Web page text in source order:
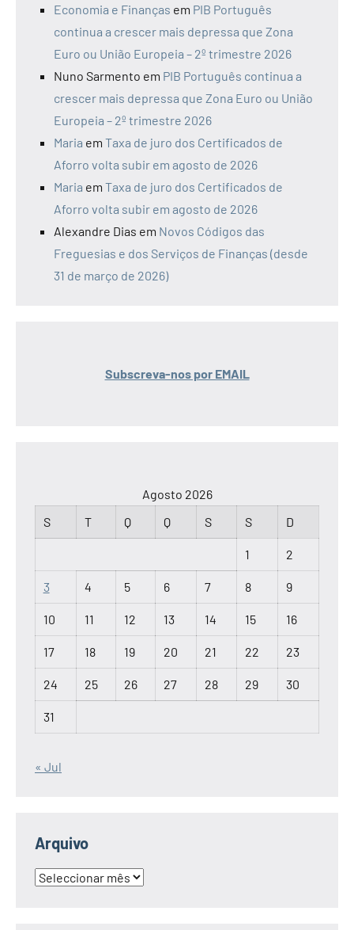
Economia e Finanças em PIB Português
continua a crescer mais depressa que Zona
Euro ou União Europeia – 2º trimestre 2026
Nuno Sarmento em PIB Português continua a
crescer mais depressa que Zona Euro ou União
Europeia – 2º trimestre 2026
Maria em Taxa de juro dos Certificados de
Aforro volta subir em agosto de 2026
Maria em Taxa de juro dos Certificados de
Aforro volta subir em agosto de 2026
Alexandre Dias em Novos Códigos das
Freguesias e dos Serviços de Finanças (desde
31 de março de 2026)
Subscreva-nos por EMAIL
Agosto 2026
S
T Q Q S S D
1 2
3 4 5 6 7 8 9
10 11 12 13 14 15 16
17 18 19 20 21 22 23
24 25 26 27 28 29 30
31
« Jul
Arquivo
Arquivo